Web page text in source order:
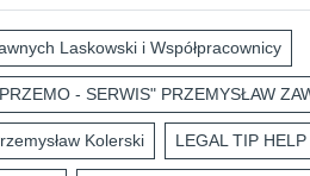
Laskowski i Współpracownicy
- SERWIS" PRZEMYSŁAW
Kolerski LEGAL TIP